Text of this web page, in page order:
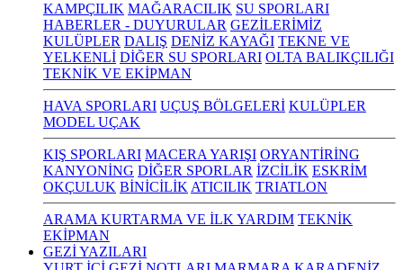
KAMPÇILIK MAĞARACILIK SU SPORLARI
HABERLER - DUYURULAR GEZİLERİMİZ
KULÜPLER DALIŞ DENİZ KAYAĞI TEKNE VE
YELKENLİ DİĞER SU SPORLARI OLTA BALIKÇILIĞI
TEKNİK VE EKİPMAN
HAVA SPORLARI UÇUŞ BÖLGELERİ KULÜPLER
MODEL UÇAK
KIŞ SPORLARI MACERA YARIŞI ORYANTİRİNG
KANYONİNG DİĞER SPORLAR İZCİLİK ESKRİM
OKÇULUK BİNİCİLİK ATICILIK TRIATLON
ARAMA KURTARMA VE İLK YARDIM TEKNİK
EKİPMAN
GEZİ YAZILARI